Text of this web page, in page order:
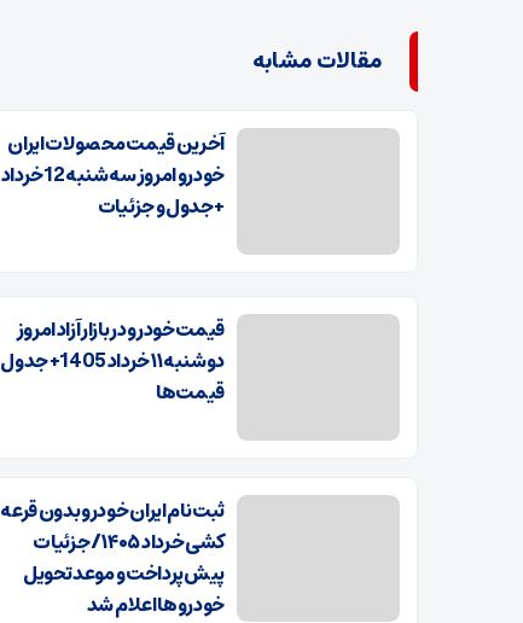
مقالات مشابه
آخرین قیمت محصولات ایران
خودرو امروز سه شنبه 12خرداد
+ جدول و جزئیات
قیمت خودرو در بازار آزاد امروز
دوشنبه ۱۱ خرداد 1405+ جدول
قیمت‌ها
ثبت نام ایران خودرو بدون قرعه
کشی خرداد ۱۴۰۵ / جزئیات
پیش‌پرداخت و موعد تحویل
خودروها اعلام شد